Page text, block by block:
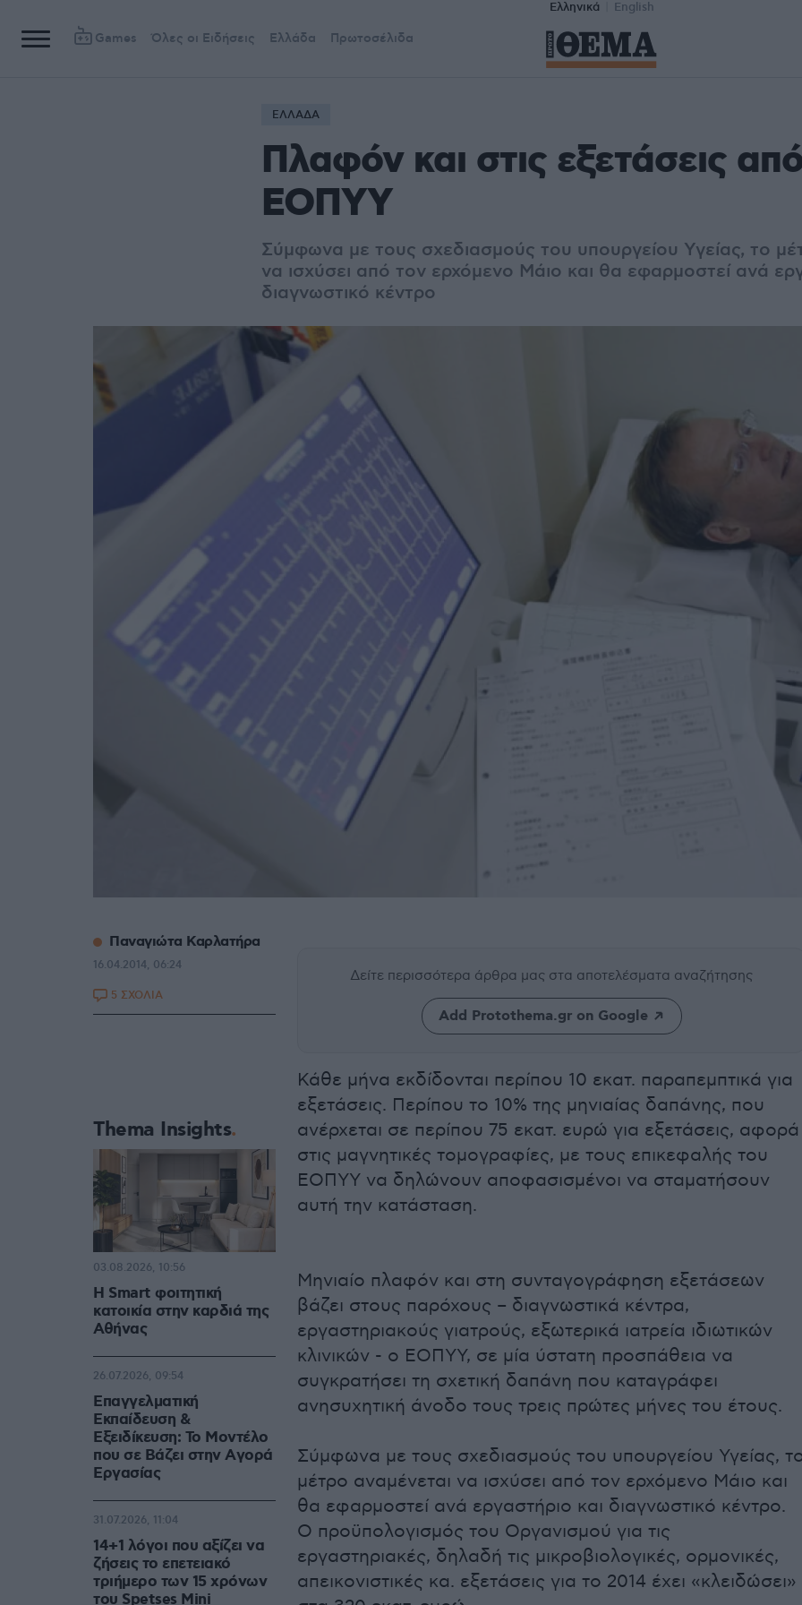
Ελληνικά English
Games Όλες οι Ειδήσεις Ελλάδα Πρωτοσέλιδα
ΕΛΛΑΔΑ
Πλαφόν και στις εξετάσεις
ΕΟΠΥΥ
Σύμφωνα με τους σχεδιασμούς του υπουργείου Υγείας, το
να ισχύσει από τον ερχόμενο Μάιο και θα εφαρμοστεί ανά
διαγνωστικό κέντρο
Δείτε περισσότερα άρθρα μας στα αποτελέσματα αναζήτησης
Add Protothema.gr on Google
Κάθε μήνα εκδίδονται περίπου 10 εκατ. παραπεμπτικά για
εξετάσεις. Περίπου το 10% της μηνιαίας δαπάνης, που
ανέρχεται σε περίπου 75 εκατ. ευρώ για εξετάσεις, αφορά
στις μαγνητικές τομογραφίες, με τους επικεφαλής του
ΕΟΠΥΥ να δηλώνουν αποφασισμένοι να σταματήσουν
αυτή την κατάσταση.
Μηνιαίο πλαφόν και στη συνταγογράφηση εξετάσεων
βάζει στους παρόχους – διαγνωστικά κέντρα,
εργαστηριακούς γιατρούς, εξωτερικά ιατρεία ιδιωτικών
κλινικών - ο ΕΟΠΥΥ, σε μία ύστατη προσπάθεια να
συγκρατήσει τη σχετική δαπάνη που καταγράφει
ανησυχητική άνοδο τους τρεις πρώτες μήνες του έτους.
Σύμφωνα με τους σχεδιασμούς του υπουργείου Υγείας,
μέτρο αναμένεται να ισχύσει από τον ερχόμενο Μάιο και
θα εφαρμοστεί ανά εργαστήριο και διαγνωστικό κέντρο.
Ο προϋπολογισμός του Οργανισμού για τις
εργαστηριακές, δηλαδή τις μικροβιολογικές, ορμονικές,
απεικονιστικές κα. εξετάσεις για το 2014 έχει «κλειδώσει»
Παναγιώτα Καρλατήρα
16.04.2014, 06:24
5 ΣΧΟΛΙΑ
Thema Insights
Η Smart φοιτητική
κατοικία στην καρδιά της
Αθήνας
03.08.2026, 10:56
Επαγγελματική
Εκπαίδευση &
Εξειδίκευση: Το Mοντέλο
που σε Bάζει στην Aγορά
Eργασίας
26.07.2026, 09:54
14+1 λόγοι που αξίζει να
ζήσεις το επετειακό
τριήμερο των 15 χρόνων
του Spetses Mini
31.07.2026, 11:04